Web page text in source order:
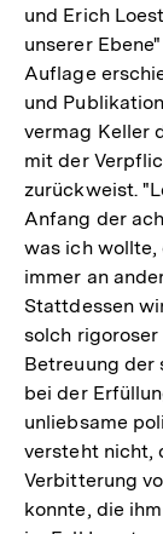
und Erich
unserer
Auflage
und
vermag Keller
mit der
zurückweist.
Anfang der
was ich wollte,
immer an
Stattdessen
solch
Betreuung
bei der
unliebsame
versteht nicht,
Verbitterung
konnte, die